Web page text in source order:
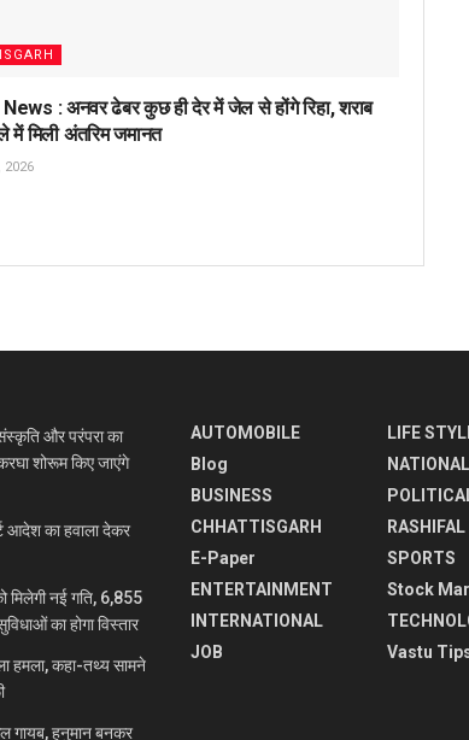
: अनवर ढेबर कुछ ही देर में जेल से होंगे रिहा, शराब
में मिली अंतरिम जमानत
2026
और परंपरा का
शोरूम किए जाएंगे
आदेश का हवाला देकर
मिलेगी नई गति, 6,855
का होगा विस्तार
हमला, कहा-तथ्य सामने
गायब, हनुमान बनकर
AUTOMOBILE
Blog
BUSINESS
CHHATTISGARH
E-Paper
ENTERTAINMENT
INTERNATIONAL
JOB
LIFE
NATIONAL
RASHIFAL
SPORTS
Stock
Vastu